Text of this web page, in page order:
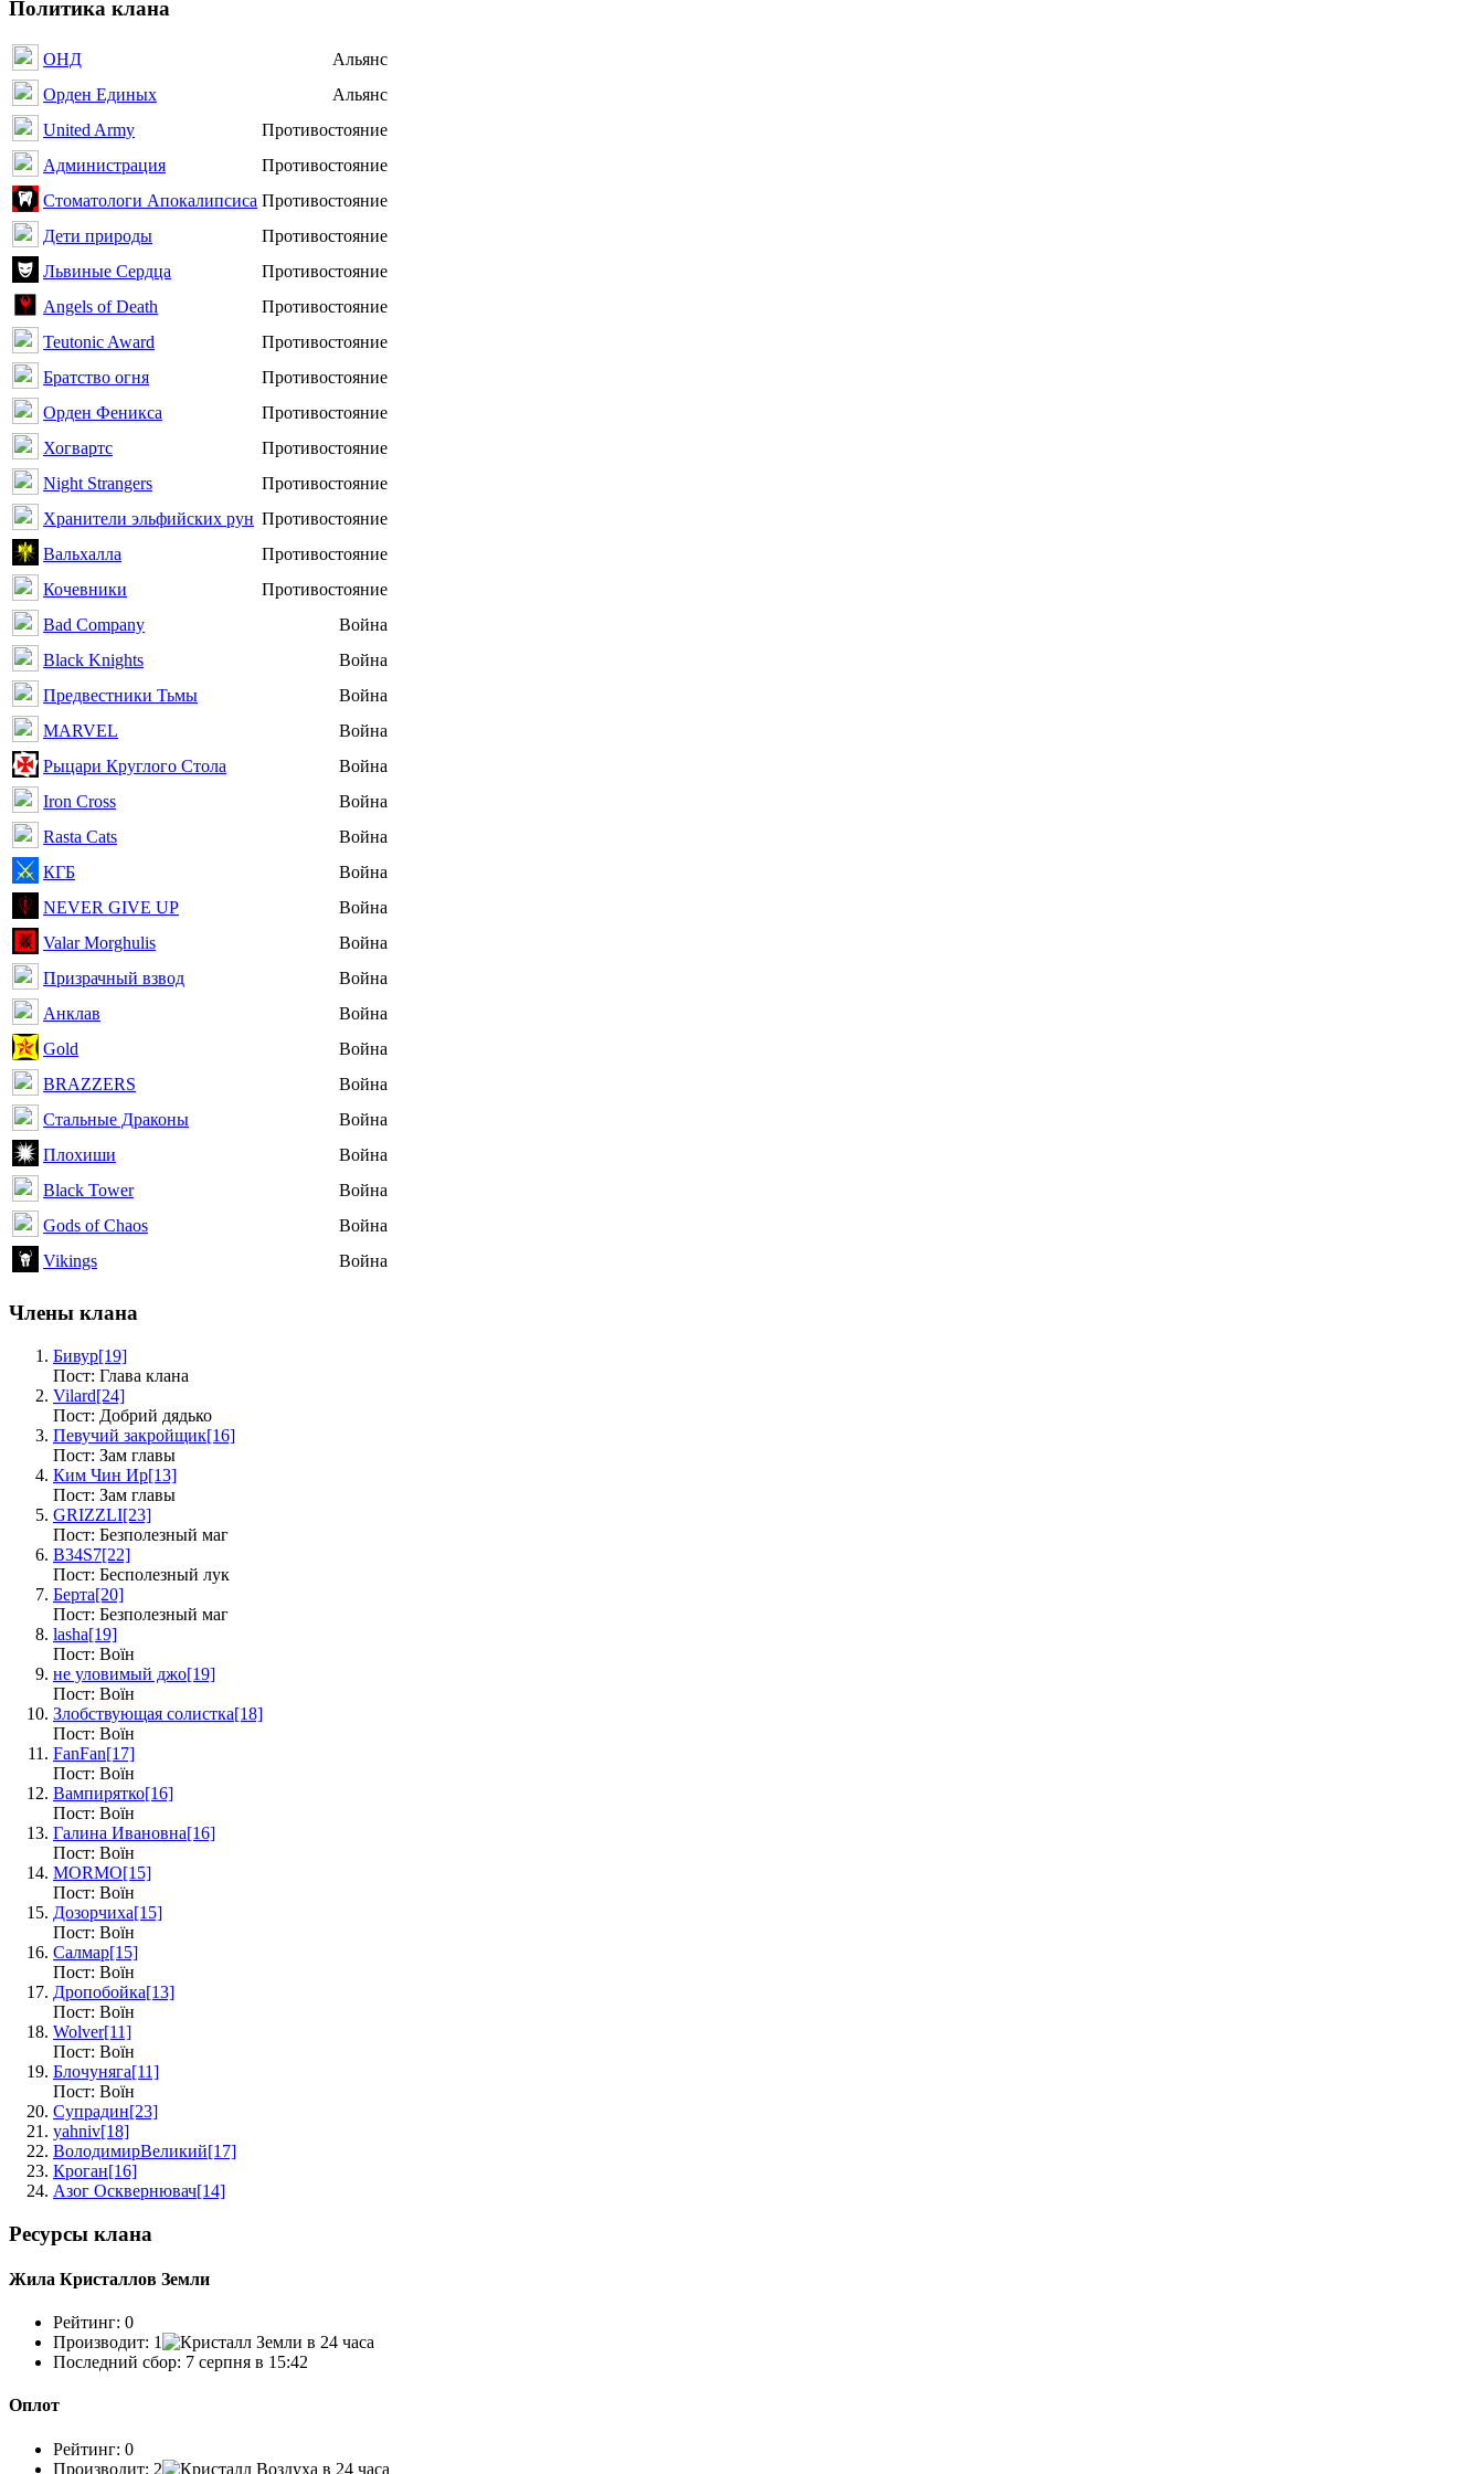
Политика клана
ОНД
Альянс
Орден Единых
Альянс
United Army
Противостояние
Администрация
Противостояние
Стоматологи Апокалипсиса Противостояние
Дети природы
Противостояние
Львиные Сердца
Противостояние
Angels of Death
Противостояние
Teutonic Award
Противостояние
Братство огня
Противостояние
Орден Феникса
Противостояние
Хогвартс
Противостояние
Night Strangers
Противостояние
Хранители эльфийских рун Противостояние
Вальхалла
Противостояние
Кочевники
Противостояние
Bad Company
Война
Black Knights
Война
Предвестники Тьмы
Война
MARVEL
Война
Рыцари Круглого Стола
Война
Iron Cross
Война
Rasta Cats
Война
КГБ
Война
NEVER GIVE UP
Война
Valar Morghulis
Война
Призрачный взвод
Война
Анклав
Война
Gold
Война
BRAZZERS
Война
Стальные Драконы
Война
Плохиши
Война
Black Tower
Война
Gods of Chaos
Война
Vikings
Война
Члены клана
Бивур[19]
Пост: Глава клана
Vilard[24]
Пост: Добрий дядько
Певучий закройщик[16]
Пост: Зам главы
Ким Чин Ир[13]
Пост: Зам главы
GRIZZLI[23]
Пост: Безполезный маг
B34S7[22]
Пост: Бесполезный лук
Берта[20]
Пост: Безполезный маг
lasha[19]
Пост: Воїн
не уловимый джо[19]
Пост: Воїн
Злобствующая солистка[18]
Пост: Воїн
FanFan[17]
Пост: Воїн
Вампирятко[16]
Пост: Воїн
Галина Ивановна[16]
Пост: Воїн
MORMO[15]
Пост: Воїн
Дозорчиха[15]
Пост: Воїн
Салмар[15]
Пост: Воїн
Дропобойка[13]
Пост: Воїн
Wolver[11]
Пост: Воїн
Блочуняга[11]
Пост: Воїн
Супрадин[23]
yahniv[18]
ВолодимирВеликий[17]
Кроган[16]
Азог Осквернювач[14]
Ресурсы клана
Жила Кристаллов Земли
Рейтинг: 0
Производит: 1
в 24 часа
Последний сбор: 7 серпня в 15:42
Оплот
Рейтинг: 0
Производит: 2 в 24 часа